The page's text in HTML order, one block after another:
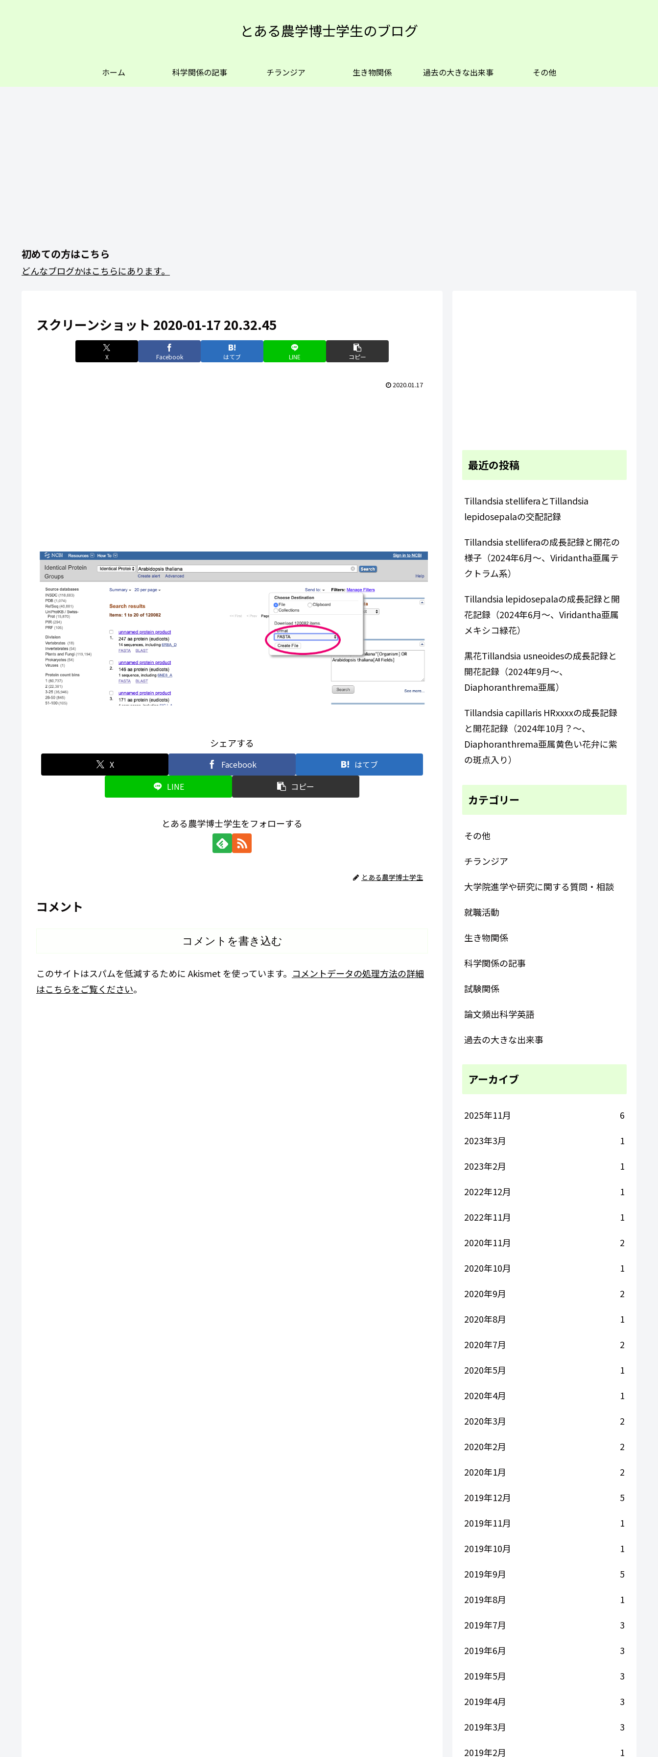
とある農学博士学生のブログ
ホーム 科学関係の記事 チランジア 生き物関係 過去の大きな出来事 その他
初めての方はこちら
どんなブログかはこちらにあります。
スクリーンショット 2020-01-17 20.32.45
X Facebook はてブ LINE コピー
2020.01.17
シェアする
X Facebook
はてブ
LINE
コピー
とある農学博士学生をフォローする
とある農学博士学生
コメント
コメントを書き込む
このサイトはスパムを低減するために Akismet を使っています。 コメントデータの処理方法の詳細
はこちらをご覧ください。
最近の投稿
Tillandsia stelliferaとTillandsia
lepidosepalaの交配記録
Tillandsia stelliferaの成長記録と開花の
様子（2024年6月～、Viridantha亜属テ
クトラム系）
Tillandsia lepidosepalaの成長記録と開
花記録（2024年6月～、Viridantha亜属
メキシコ緑花）
黒花Tillandsia usneoidesの成長記録と
開花記録（2024年9月～、
Diaphoranthrema亜属）
Tillandsia capillaris HRxxxxの成長記録
と開花記録（2024年10月？～、
Diaphoranthrema亜属黄色い花弁に紫
の斑点入り）
カテゴリー
その他
チランジア
大学院進学や研究に関する質問・相談
就職活動
生き物関係
科学関係の記事
試験関係
論文頻出科学英語
過去の大きな出来事
アーカイブ
2025年11月
6
2023年3月
1
2023年2月
1
2022年12月
1
2022年11月
1
2020年11月
2
2020年10月
1
2020年9月
2
2020年8月
1
2020年7月
2
2020年5月
1
2020年4月
1
2020年3月
2
2020年2月
2
2020年1月
2
2019年12月
5
2019年11月
1
2019年10月
1
2019年9月
5
2019年8月
1
2019年7月
3
2019年6月
3
2019年5月
3
2019年4月
3
2019年3月
3
2019年2月
1